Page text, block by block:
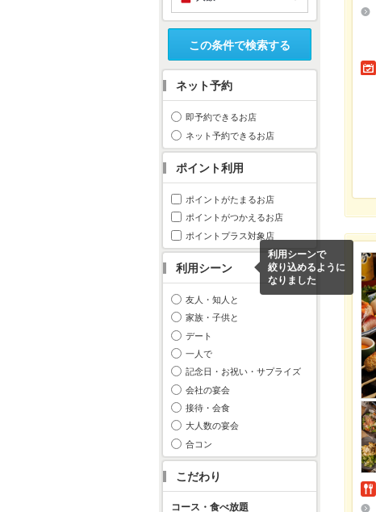
この条件で検索する
ネット予約
即予約できるお店
ネット予約できるお店
ポイント利用
ポイントがたまるお店
ポイントがつかえるお店
ポイントプラス対象店
利用シーン
利用シーンで
絞り込めるように
なりました
友人・知人と
家族・子供と
デート
一人で
記念日・お祝い・サプライズ
会社の宴会
接待・会食
大人数の宴会
合コン
こだわり
コース・食べ放題